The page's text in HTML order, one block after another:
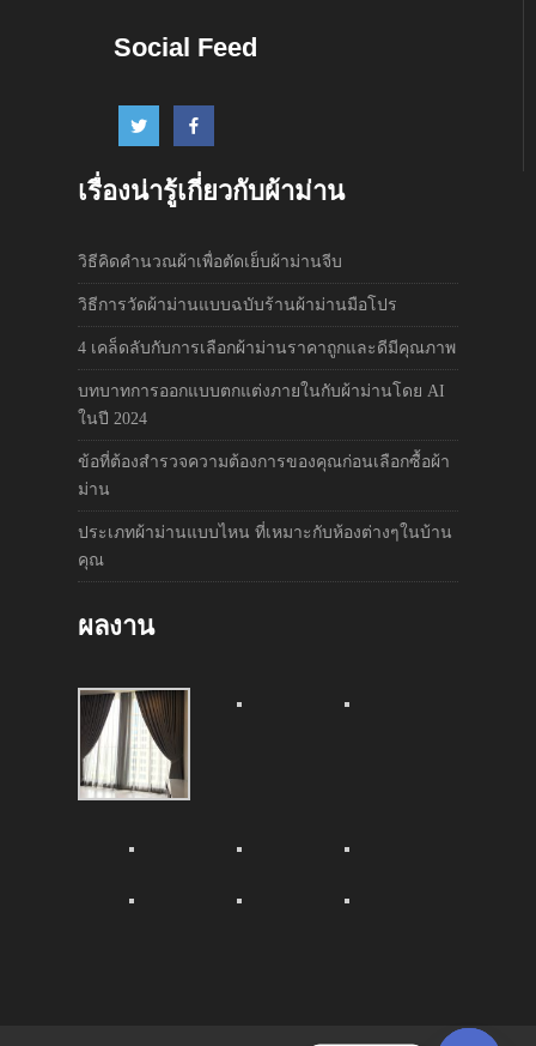
Social Feed
เรื่องน่ารู้เกี่ยวกับผ้าม่าน
วิธีคิดคำนวณผ้าเพื่อตัดเย็บผ้าม่านจีบ
วิธีการวัดผ้าม่านแบบฉบับร้านผ้าม่านมือโปร
4 เคล็ดลับกับการเลือกผ้าม่านราคาถูกและดีมีคุณภาพ
บทบาทการออกแบบตกแต่งภายในกับผ้าม่านโดย AI
ในปี 2024
ข้อที่ต้องสำรวจความต้องการของคุณก่อนเลือกซื้อผ้า
ม่าน
ประเภทผ้าม่านแบบไหน ที่เหมาะกับห้องต่างๆในบ้าน
คุณ
ผลงาน